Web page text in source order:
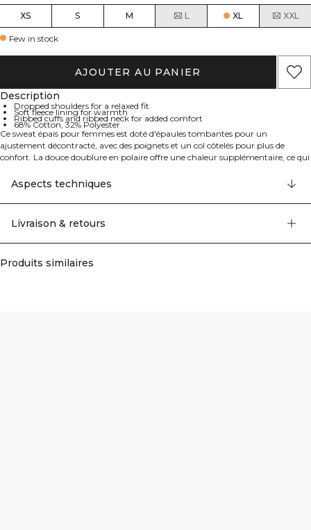
XS S M L XL XXL
Few in stock
AJOUTER AU PANIER
Description
Dropped shoulders for a relaxed fit
Soft fleece lining for warmth
Ribbed cuffs and ribbed neck for added comfort
68% Cotton, 32% Polyester
Ce sweat épais pour femmes est doté d'épaules tombantes pour un
ajustement décontracté, avec des poignets et un col côtelés pour plus de
confort. La douce doublure en polaire offre une chaleur supplémentaire, ce qui
sweat durable et confortable est un indispensable pour votre garde-robe. 68%
Coton, 32% Polyester
Aspects techniques
Livraison & retours
Produits similaires